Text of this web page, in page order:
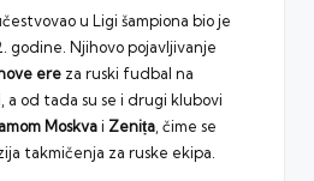
u Ligi šampiona bio je
godine. Njihovo pojavljivanje
ere za ruski fudbal na
a od tada su se i drugi klubovi
Moskvai Zeniṭa , čime se
takmičenja za ruske ekipa.